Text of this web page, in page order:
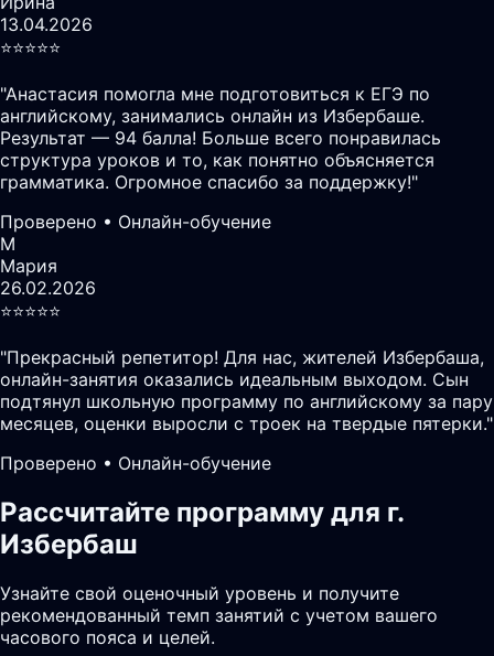
13.04.2026
⭐️⭐️⭐️⭐️⭐️
"Анастасия помогла мне подготовиться к ЕГЭ по
английскому, занимались онлайн из Избербаше.
Результат — 94 балла! Больше всего понравилась
структура уроков и то, как понятно объясняется
грамматика. Огромное спасибо за поддержку!"
Проверено • Онлайн-обучение
М
Мария
26.02.2026
⭐️⭐️⭐️⭐️⭐️
"Прекрасный репетитор! Для нас, жителей Избербаша,
онлайн-занятия оказались идеальным выходом. Сын
подтянул школьную программу по английскому за пару
месяцев, оценки выросли с троек на твердые пятерки."
Проверено • Онлайн-обучение
Рассчитайте программу для г.
Избербаш
Узнайте свой оценочный уровень и получите
рекомендованный темп занятий с учетом вашего
часового пояса и целей.